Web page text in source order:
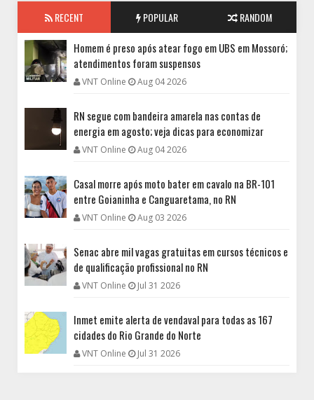
RECENT POPULAR RANDOM
Homem é preso após atear fogo em UBS em Mossoró;
atendimentos foram suspensos
VNT Online Aug 04 2026
RN segue com bandeira amarela nas contas de
energia em agosto; veja dicas para economizar
VNT Online Aug 04 2026
Casal morre após moto bater em cavalo na BR-101
entre Goianinha e Canguaretama, no RN
VNT Online Aug 03 2026
Senac abre mil vagas gratuitas em cursos técnicos e
de qualificação profissional no RN
VNT Online Jul 31 2026
Inmet emite alerta de vendaval para todas as 167
cidades do Rio Grande do Norte
VNT Online Jul 31 2026